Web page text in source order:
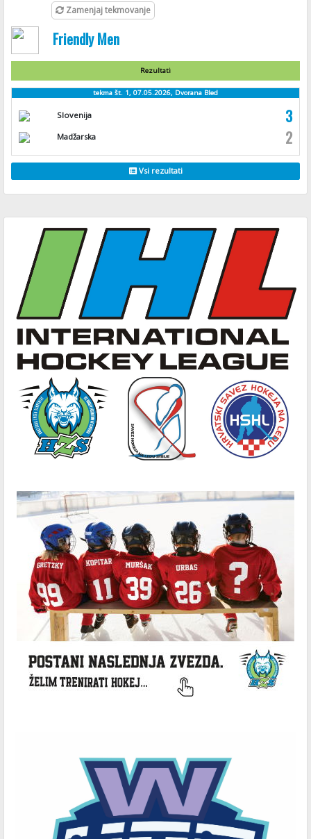
Zamenjaj tekmovanje
Friendly Men
Rezultati
tekma št. 1, 07.05.2026, Dvorana Bled
Slovenija 3
Madžarska 2
Vsi rezultati